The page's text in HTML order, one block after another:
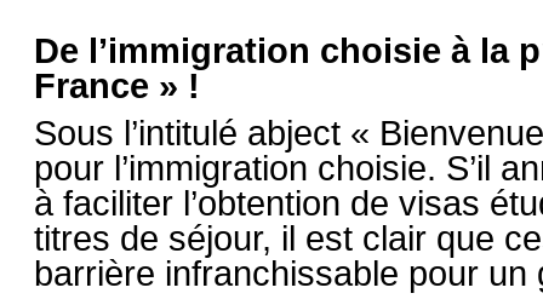
De l’immigration choisie à la
France » !
Sous l’intitulé abject «
pour l’immigration choisie. S’il
à faciliter l’obtention de visas
titres de séjour, il est clair que
barrière infranchissable pour un